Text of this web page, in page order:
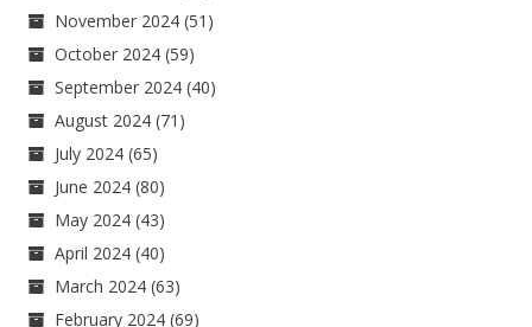
November 2024 (51)
October 2024 (59)
September 2024 (40)
August 2024 (71)
July 2024 (65)
June 2024 (80)
May 2024 (43)
April 2024 (40)
March 2024 (63)
February 2024 (69)